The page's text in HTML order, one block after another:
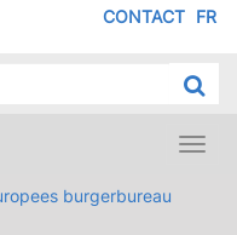
FR
CONTACT
burgerbureau